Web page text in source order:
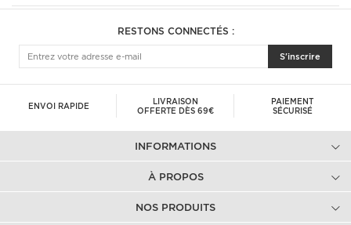
RESTONS CONNECTÉS :
S'inscrire
ENVOI RAPIDE
LIVRAISON
OFFERTE DÈS 69€
PAIEMENT
SÉCURISÉ
INFORMATIONS
À PROPOS
NOS PRODUITS